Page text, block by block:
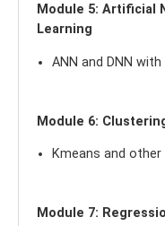
Module 5: Artificial
Learning
ANN and DNN
Module 6:
Kmeans and
Module 7: